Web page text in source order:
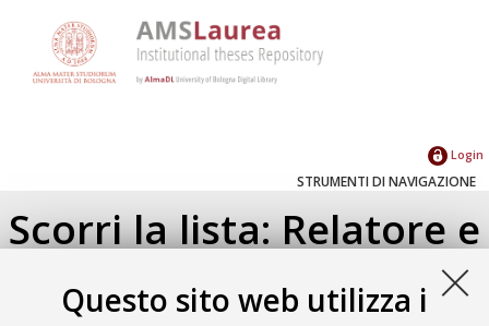
Questo sito web utilizza i
Login
STRUMENTI DI NAVIGAZIONE
Scorri la lista: Relatore e
Correlatore